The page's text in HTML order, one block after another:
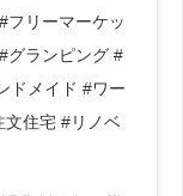
フリーマーケッ
グランピング #
ドメイド #ワー
文住宅 #リノベ